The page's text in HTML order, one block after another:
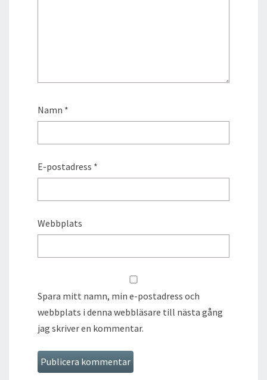
Namn *
E-postadress *
Webbplats
Spara mitt namn, min e-postadress och
webbplats i denna webbläsare till nästa gång
jag skriver en kommentar.